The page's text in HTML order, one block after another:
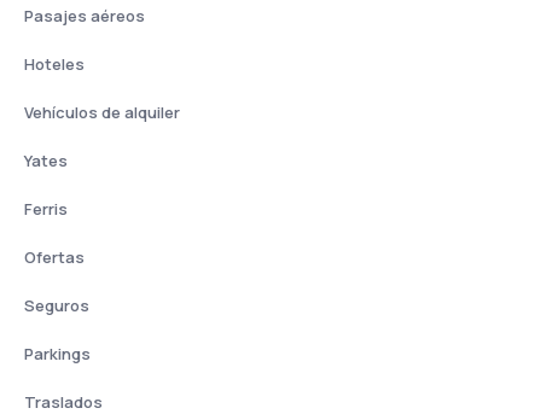
Pasajes aéreos
Hoteles
Vehículos de alquiler
Yates
Ferris
Ofertas
Seguros
Parkings
Traslados